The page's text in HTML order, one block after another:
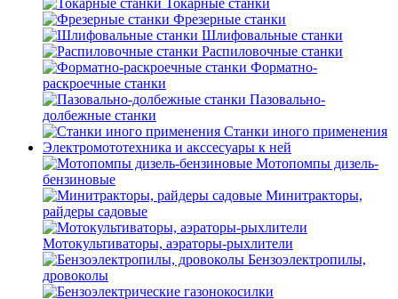
Токарные станки
Фрезерные станки
Шлифовальные станки
Распиловочные станки
Форматно-
раскроечные станки
Пазовально-
долбежные станки
Станки иного применения
Электромототехника и акссесуары к ней
Мотопомпы дизель-
бензиновые
Минитракторы,
райдеры садовые
Мотокультиваторы, аэраторы-рыхлители
Бензоэлектропилы,
дровоколы